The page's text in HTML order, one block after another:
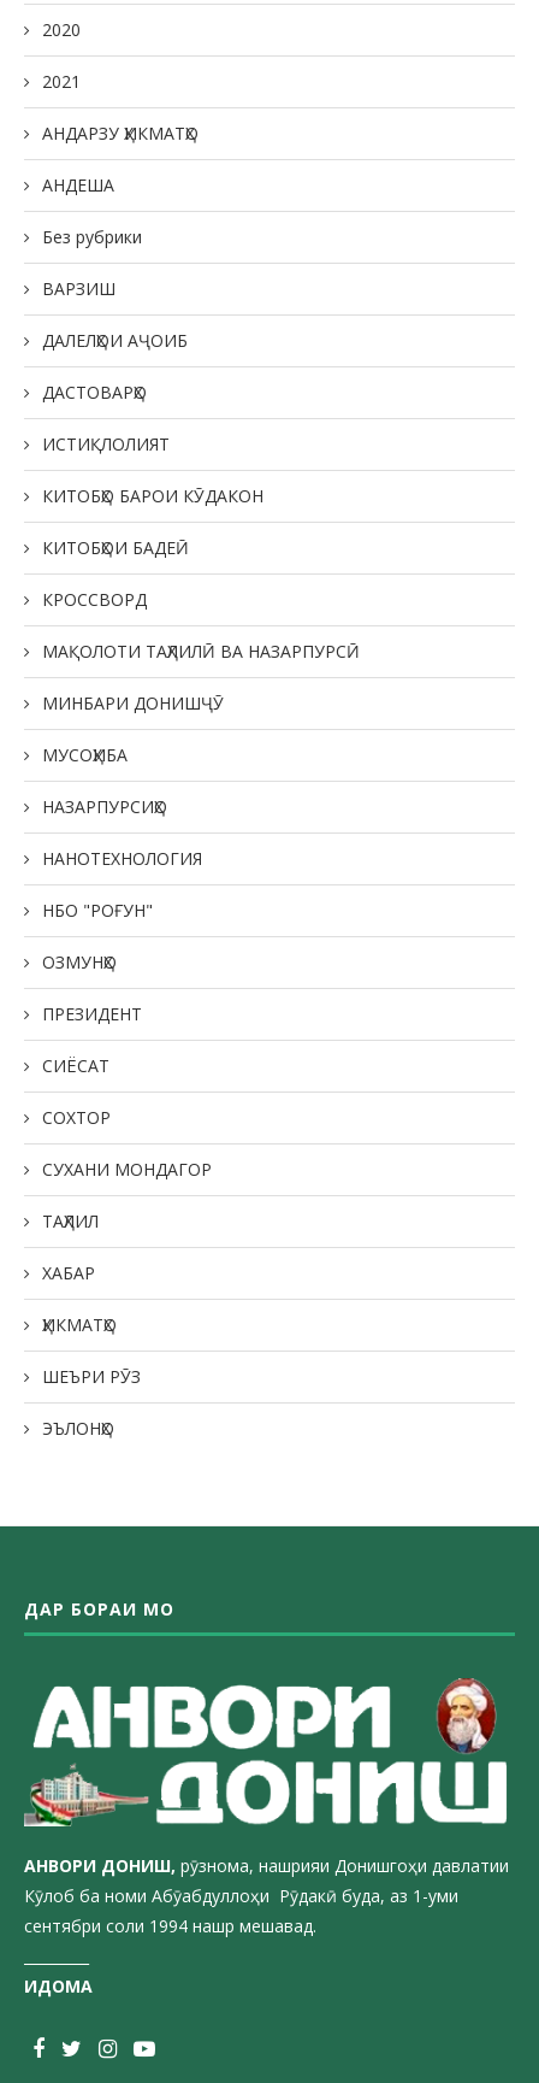
2020
2021
АНДАРЗУ ҲИКМАТҲО
АНДЕША
Без рубрики
ВАРЗИШ
ДАЛЕЛҲОИ АҶОИБ
ДАСТОВАРҲО
ИСТИҚЛОЛИЯТ
КИТОБҲО БАРОИ КӮДАКОН
КИТОБҲОИ БАДЕӢ
КРОССВОРД
МАҚОЛОТИ ТАҲЛИЛӢ ВА НАЗАРПУРСӢ
МИНБАРИ ДОНИШҶӮ
МУСОҲИБА
НАЗАРПУРСИҲО
НАНОТЕХНОЛОГИЯ
НБО "РОҒУН"
ОЗМУНҲО
ПРЕЗИДЕНТ
СИЁСАТ
СОХТОР
СУХАНИ МОНДАГОР
ТАҲЛИЛ
ХАБАР
ҲИКМАТҲО
ШЕЪРИ РӮЗ
ЭЪЛОНҲО
ДАР БОРАИ МО
АНВОРИ ДОНИШ, рӯзнома, нашрияи Донишгоҳи давлатии
Кӯлоб ба номи Абӯабдуллоҳи Рӯдакӣ буда, аз 1-уми
сентябри соли 1994 нашр мешавад.
ИДОМА